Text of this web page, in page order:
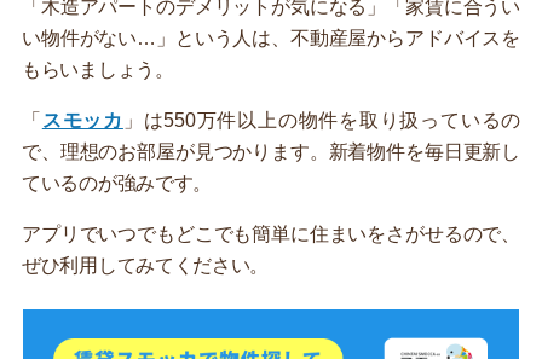
「木造アパートのデメリットが気になる」「家賃に合うい
い物件がない…」という人は、不動産屋からアドバイスを
もらいましょう。
「 スモッカ 」は550万件以上の物件を取り扱っているの
で、理想のお部屋が見つかります。新着物件を毎日更新し
ているのが強みです。
アプリでいつでもどこでも簡単に住まいをさがせるので、
ぜひ利用してみてください。